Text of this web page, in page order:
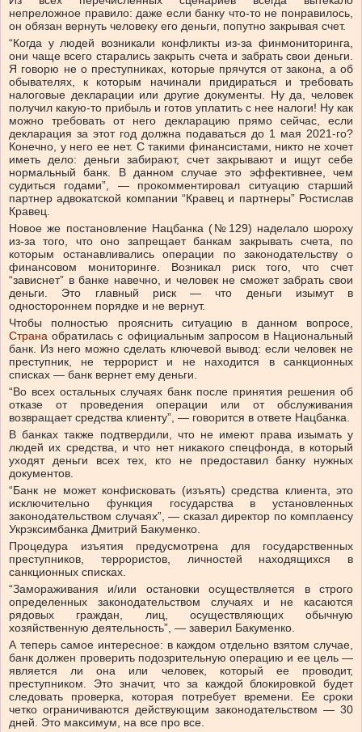
непреложное правило: даже если банку что-то не понравилось,
он обязан вернуть человеку его деньги, попутно закрывая счет.
“Когда у людей возникали конфликты из-за финмониторинга,
они чаще всего старались закрыть счета и забрать свои деньги.
Я говорю не о преступниках, которые прячутся от закона, а об
обывателях, к которым начинали придираться и требовать
налоговые декларации или другие документы. Ну да, человек
получил какую-то прибыль и готов уплатить с нее налоги! Ну как
можно требовать от него декларацию прямо сейчас, если
декларация за этот год должна подаваться до 1 мая 2021-го?
Конечно, у него ее нет. С такими финансистами, никто не хочет
иметь дело: деньги забирают, счет закрывают и ищут себе
нормальный банк. В данном случае это эффективнее, чем
судиться годами”, — прокомментировал ситуацию старший
партнер адвокатской компании “Кравец и партнеры” Ростислав
Кравец.
Новое же постановление Нацбанка (№129) наделало шороху
из-за того, что оно запрещает банкам закрывать счета, по
которым останавливались операции по законодательству о
финансовом мониторинге. Возникал риск того, что счет
“зависнет” в банке навечно, и человек не сможет забрать свои
деньги. Это главный риск — что деньги изымут в
одностороннем порядке и не вернут.
Чтобы полностью прояснить ситуацию в данном вопросе,
Страна обратилась с официальным запросом в Национальный
банк. Из него можно сделать ключевой вывод: если человек не
преступник, не террорист и не находится в санкционных
списках — банк вернет ему деньги.
“Во всех остальных случаях банк после принятия решения об
отказе от проведения операции или от обслуживания
возвращает средства клиенту”, — говорится в ответе Нацбанка.
В банках также подтвердили, что не имеют права изымать у
людей их средства, и что нет никакого спецфонда, в который
уходят деньги всех тех, кто не предоставил банку нужных
документов.
“Банк не может конфисковать (изъять) средства клиента, это
исключительно функция государства в установленных
законодательством случаях”, — сказал директор по комплаенсу
Укрэксимбанка Дмитрий Бакуменко.
Процедура изъятия предусмотрена для государственных
преступников, террористов, личностей находящихся в
санкционных списках.
“Замораживания и/или остановки осуществляется в строго
определенных законодательством случаях и не касаются
рядовых граждан, лиц, осуществляющих обычную
хозяйственную деятельность”, — заверил Бакуменко.
А теперь самое интересное: в каждом отдельно взятом случае,
банк должен проверить подозрительную операцию и ее цель —
является ли она или человек, который ее проводит,
преступником. Это значит, что за каждой блокировкой будет
следовать проверка, которая потребует времени. Ее сроки
четко ограничиваются действующим законодательством — 30
дней. Это максимум, на все про все.